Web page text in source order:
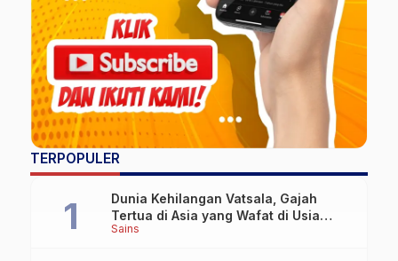
TERPOPULER
Sains
Dunia Kehilangan Vatsala, Gajah
Tertua di Asia yang Wafat di Usia
Lebih dari 100 Tahun